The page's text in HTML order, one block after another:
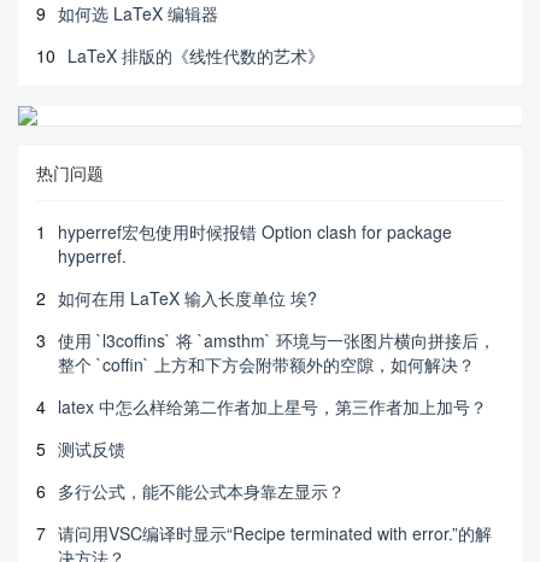
9 如何选 LaTeX 编辑器
10 LaTeX 排版的《线性代数的艺术》
热门问题
1
hyperref宏包使用时候报错 Option clash for package
hyperref.
2 如何在用 LaTeX 输入长度单位 埃?
3 使用 `l3coffins` 将 `amsthm` 环境与一张图片横向拼接后，
整个 `coffin` 上方和下方会附带额外的空隙，如何解决？
4 latex 中怎么样给第二作者加上星号，第三作者加上加号？
5 测试反馈
6 多行公式，能不能公式本身靠左显示？
7 请问用VSC编译时显示“Recipe terminated with error.”的解